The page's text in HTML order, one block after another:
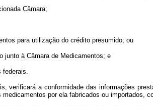
Câmara;
para utilização do crédito presumido; ou
à Câmara de Medicamentos; e
a conformidade das informações
por ela fabricados ou importados,